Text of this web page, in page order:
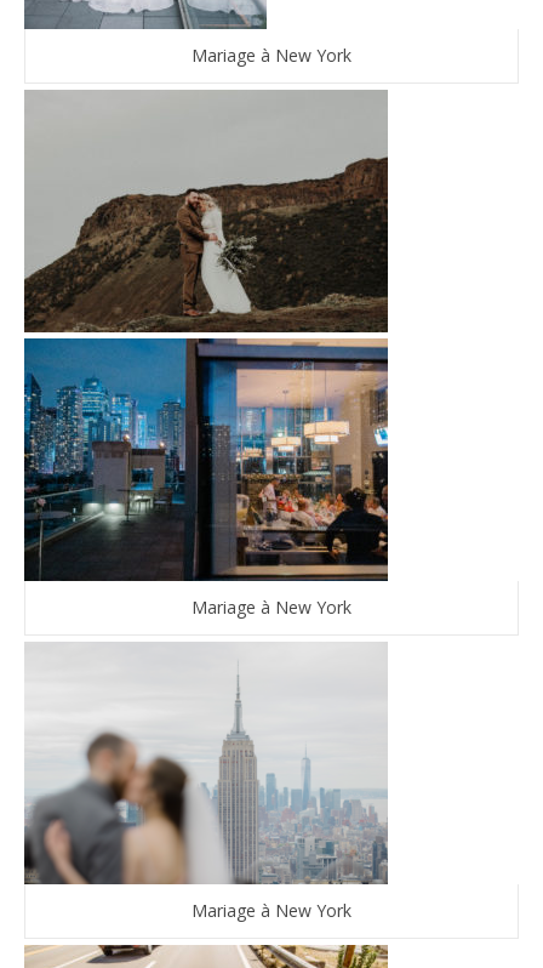
Mariage à New York
Mariage à New York
Mariage à New York